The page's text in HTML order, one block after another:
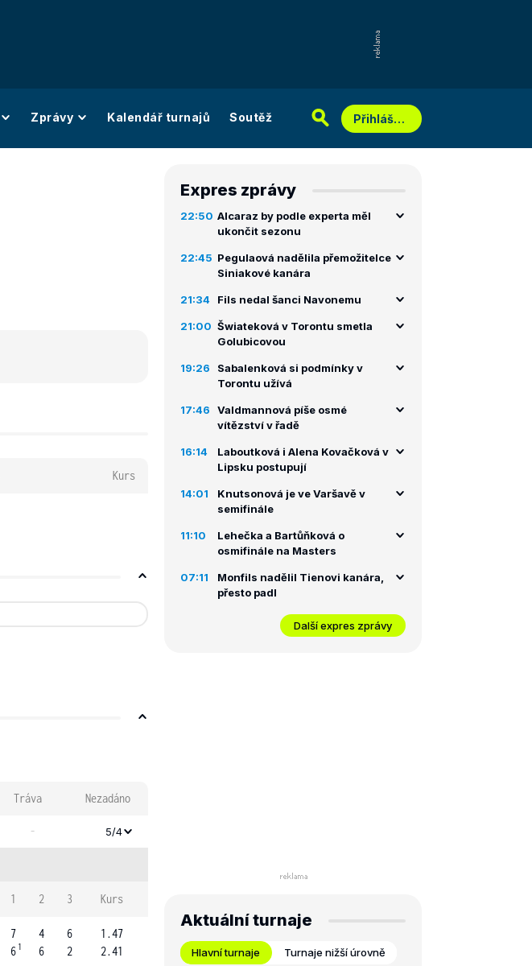
Zprávy Kalendář turnajů Soutěž Přihlášení
Kurs
Tráva Nezadáno
- 5/4
1 2 3 Kurs
7
6 1
4
6
6
2
1.47
2.41
Expres zprávy
22:50 Alcaraz by podle experta měl
ukončit sezonu
22:45 Pegulaová nadělila přemožitelce
Siniakové kanára
21:34 Fils nedal šanci Navonemu
21:00 Šwiateková v Torontu smetla
Golubicovou
19:26
Sabalenková si podmínky v
Torontu užívá
17:46
Valdmannová píše osmé
vítězství v řadě
16:14
Laboutková i Alena Kovačková v
Lipsku postupují
14:01
Knutsonová je ve Varšavě v
semifinále
11:10
Lehečka a Bartůňková o
osmifinále na Masters
07:11
Monfils nadělil Tienovi kanára,
přesto padl
Další expres zprávy
Aktuální turnaje
Hlavní turnaje Turnaje nižší úrovně